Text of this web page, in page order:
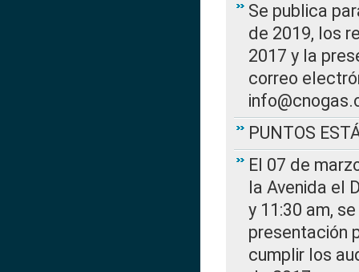
Se publica
de 2019, los
2017 y la
correo
PUNTOS
El 07 de
la Avenida el
y 11:30 am,
presentación
cumplir los